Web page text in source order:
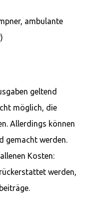
ambulante
geltend
möglich, die
Allerdings können
gemacht werden.
Kosten:
werden,